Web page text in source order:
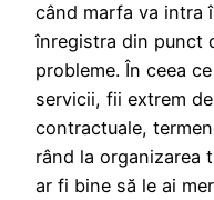
când marfa va intra
înregistra din punct
probleme. În ceea
servicii, fii extrem
contractuale,
rând la organizarea
ar fi bine să le ai